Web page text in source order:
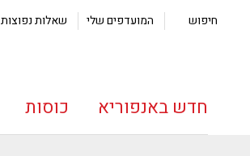
חיפוש המועדפים שלי שאלות נפוצות
חדש באנפוריא כוסות